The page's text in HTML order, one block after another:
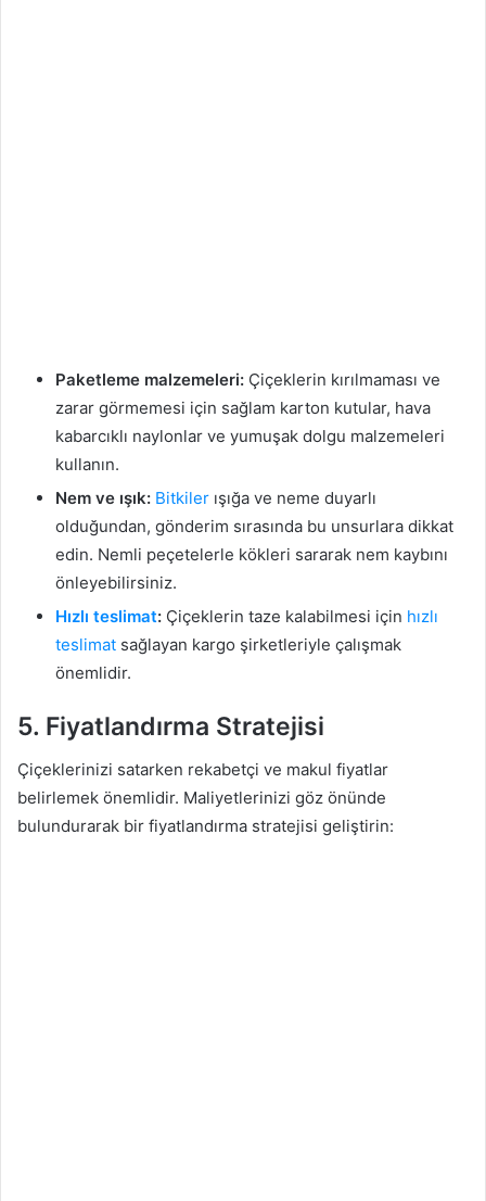
Paketleme malzemeleri: Çiçeklerin kırılmaması ve
zarar görmemesi için sağlam karton kutular, hava
kabarcıklı naylonlar ve yumuşak dolgu malzemeleri
kullanın.
Nem ve ışık: Bitkiler ışığa ve neme duyarlı
olduğundan, gönderim sırasında bu unsurlara dikkat
edin. Nemli peçetelerle kökleri sararak nem kaybını
önleyebilirsiniz.
Hızlı teslimat: Çiçeklerin taze kalabilmesi için hızlı
teslimat sağlayan kargo şirketleriyle çalışmak
önemlidir.
5. Fiyatlandırma Stratejisi
Çiçeklerinizi satarken rekabetçi ve makul fiyatlar
belirlemek önemlidir. Maliyetlerinizi göz önünde
bulundurarak bir fiyatlandırma stratejisi geliştirin: